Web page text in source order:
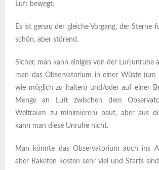
Luft bewegt.
Es ist genau der gleiche Vorgang, der Sterne
schön, aber störend.
Sicher, man kann einiges von der Luftunruhe
man das Observatorium in einer Wüste
wie möglich zu halten) und/oder auf einer
Menge an Luft zwischen dem
Weltraum zu minimieren) baut, aber aus
kann man diese Unruhe nicht.
Man könnte das Observatorium auch ins
aber Raketen kosten sehr viel und Starts